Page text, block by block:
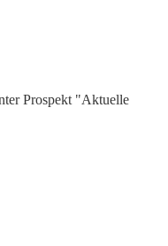
Prospekt "Aktuelle